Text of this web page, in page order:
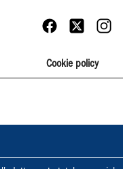
Cookie policy